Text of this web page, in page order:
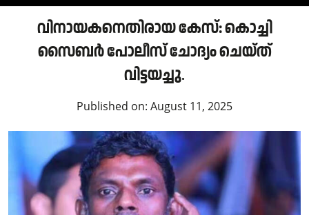
വിനായകനെതിരായ കേസ്: കൊച്ചി
സൈബർ പോലീസ് ചോദ്യം ചെയ്ത്
വിട്ടയച്ചു.
Published on: August 11, 2025